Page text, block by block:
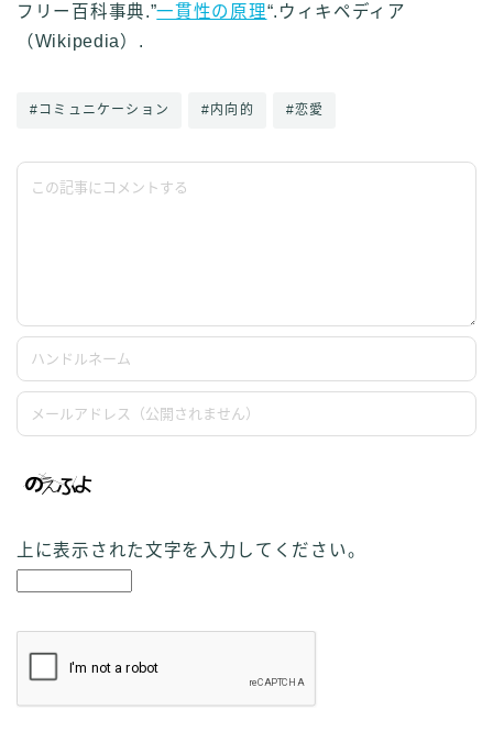
フリー百科事典.”一貫性の原理“.ウィキペディア
（Wikipedia）.
#コミュニケーション #内向的 #恋愛
上に表示された文字を入力してください。